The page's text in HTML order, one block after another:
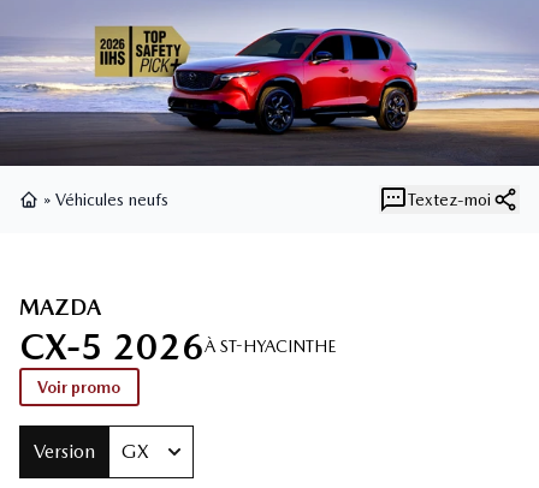
» Véhicules neufs Textez-moi
MAZDA
CX‑5 2026À ST-HYACINTHE
Voir promo
Version GX